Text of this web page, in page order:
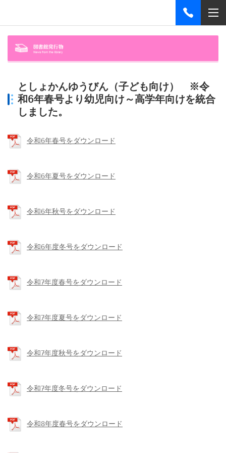
としょかんゆうびん（子ども向け） ※令
和6年春号より幼児向け～高学年向けを統合
しました。
令和6年春号をダウンロード
令和6年夏号をダウンロード
令和6年秋号をダウンロード
令和6年度冬号をダウンロード
令和7年度春号をダウンロード
令和7年度夏号をダウンロード
令和7年度秋号をダウンロード
令和7年度冬号をダウンロード
令和8年度春号をダウンロード